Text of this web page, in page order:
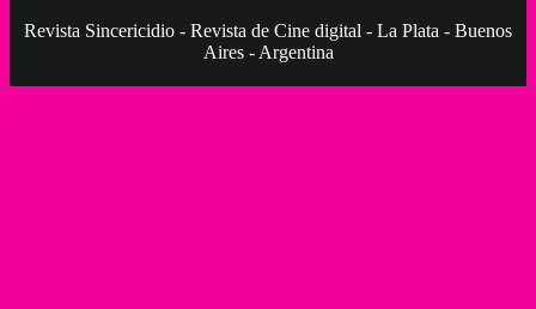
Revista Sincericidio - Revista de Cine digital - La Plata - Buenos
Aires - Argentina